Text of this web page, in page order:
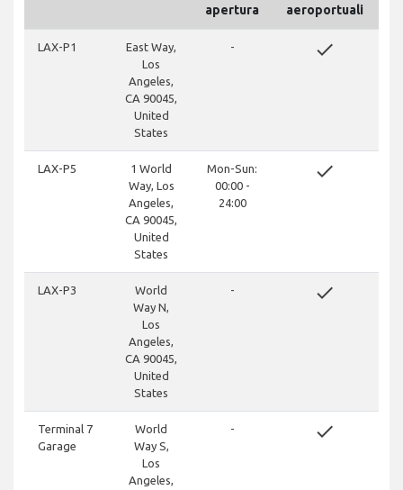
apertura
aeroportuali
LAX-P1
East Way,
Los
Angeles,
CA 90045,
United
States
- done
LAX-P5
1 World
Way, Los
Angeles,
CA 90045,
United
States
Mon-Sun:
00:00 -
24:00
done
LAX-P3
World
Way N,
Los
Angeles,
CA 90045,
United
States
- done
Terminal 7
Garage
World
Way S,
Los
Angeles,
- done